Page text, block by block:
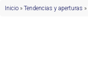
Inicio » Tendencias y aperturas »